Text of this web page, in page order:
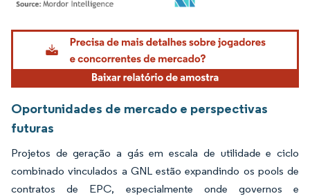
Imagem © Mordor Intelligence. O reuso requer atribuição conforme CC BY 4.0.
Oportunidades de mercado e perspectivas
futuras
Projetos de geração a gás em escala de utilidade e ciclo
combinado vinculados a GNL estão expandindo os pools de
contratos de EPC, especialmente onde governos e